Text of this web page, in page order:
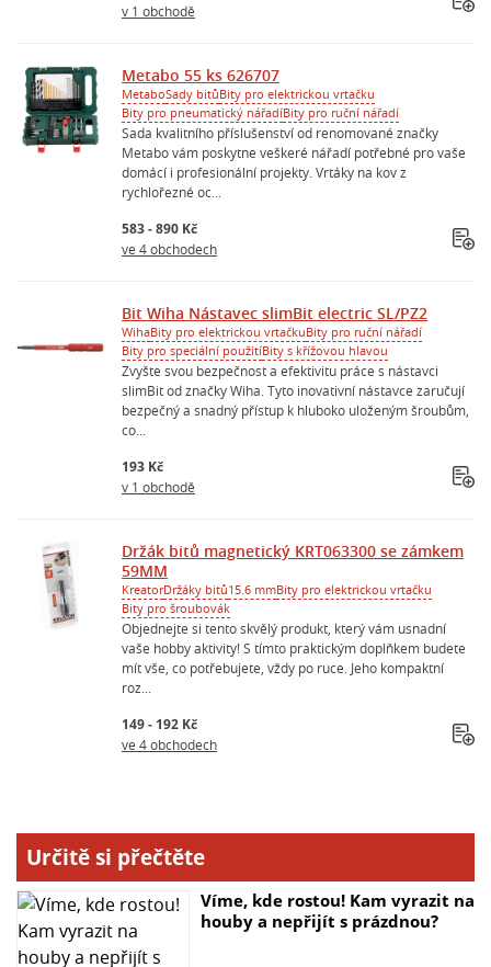
v 1 obchodě
Metabo 55 ks 626707
MetaboSady bitůBity pro elektrickou vrtačku
Bity pro pneumatický nářadíBity pro ruční nářadí
Sada kvalitního příslušenství od renomované značky
Metabo vám poskytne veškeré nářadí potřebné pro vaše
domácí i profesionální projekty. Vrtáky na kov z
rychlořezné oc...
583 - 890 Kč
ve 4 obchodech
Bit Wiha Nástavec slimBit electric SL/PZ2
WihaBity pro elektrickou vrtačkuBity pro ruční nářadí
Bity pro speciální použitíBity s křížovou hlavou
Zvyšte svou bezpečnost a efektivitu práce s nástavci
slimBit od značky Wiha. Tyto inovativní nástavce zaručují
bezpečný a snadný přístup k hluboko uloženým šroubům,
co...
193 Kč
v 1 obchodě
Držák bitů magnetický KRT063300 se zámkem
59MM
KreatorDržáky bitů15.6 mmBity pro elektrickou vrtačku
Bity pro šroubovák
Objednejte si tento skvělý produkt, který vám usnadní
vaše hobby aktivity! S tímto praktickým doplňkem budete
mít vše, co potřebujete, vždy po ruce. Jeho kompaktní
roz...
149 - 192 Kč
ve 4 obchodech
Určitě si přečtěte
Víme, kde rostou! Kam vyrazit na
houby a nepřijít s prázdnou?